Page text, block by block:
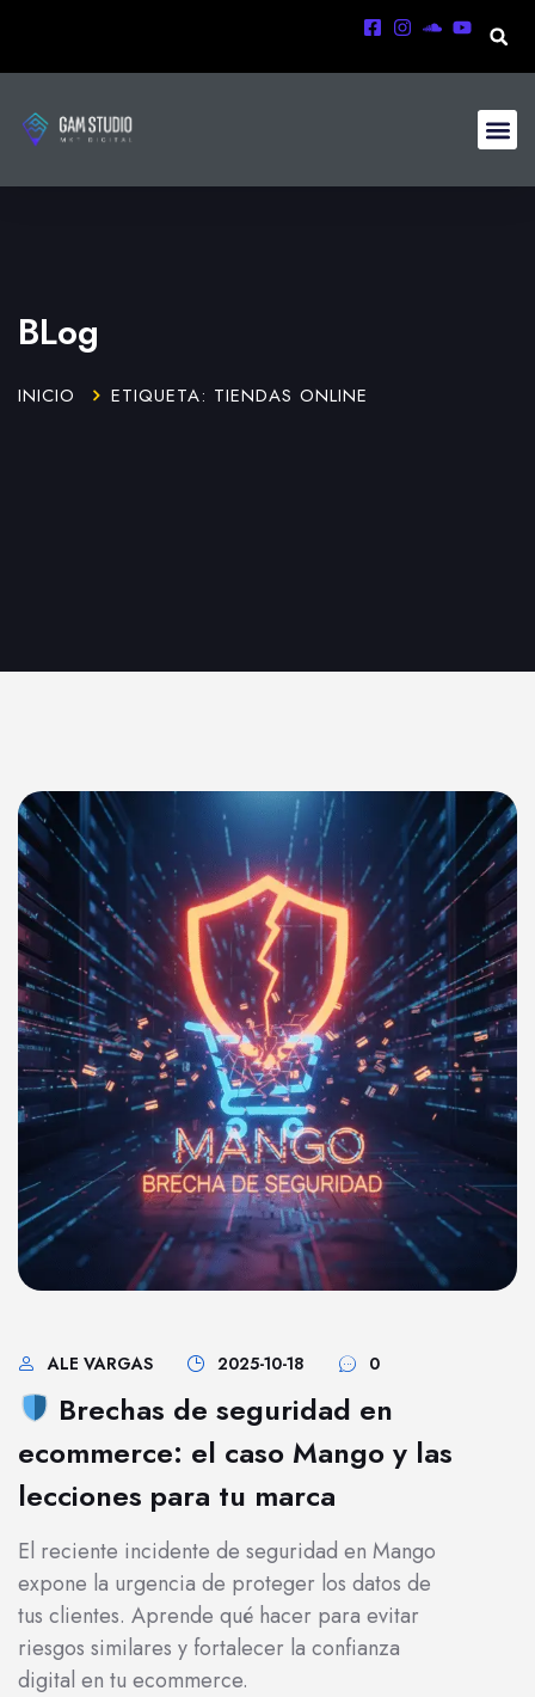
BLog
INICIO ETIQUETA: TIENDAS ONLINE
ALE VARGAS 2025-10-18 0
Brechas de seguridad en
ecommerce: el caso Mango y las
lecciones para tu marca
El reciente incidente de seguridad en Mango
expone la urgencia de proteger los datos de
tus clientes. Aprende qué hacer para evitar
riesgos similares y fortalecer la confianza
digital en tu ecommerce.